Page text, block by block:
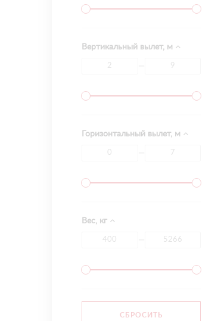
Вертикальный вылет, м
Горизонтальный вылет, м
Вес, кг